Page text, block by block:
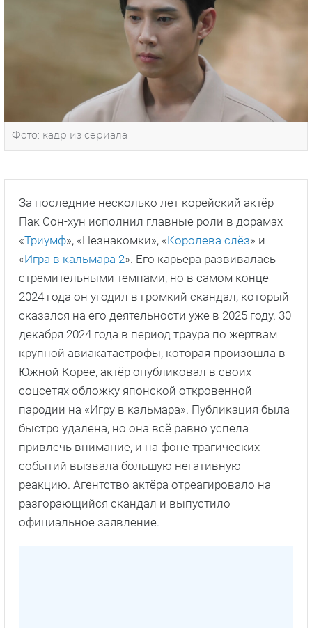
Фото: кадр из сериала
За последние несколько лет корейский актёр
Пак Сон-хун исполнил главные роли в дорамах
«Триумф», «Незнакомки», «Королева слёз» и
«Игра в кальмара 2». Его карьера развивалась
стремительными темпами, но в самом конце
2024 года он угодил в громкий скандал, который
сказался на его деятельности уже в 2025 году. 30
декабря 2024 года в период траура по жертвам
крупной авиакатастрофы, которая произошла в
Южной Корее, актёр опубликовал в своих
соцсетях обложку японской откровенной
пародии на «Игру в кальмара». Публикация была
быстро удалена, но она всё равно успела
привлечь внимание, и на фоне трагических
событий вызвала большую негативную
реакцию. Агентство актёра отреагировало на
разгорающийся скандал и выпустило
официальное заявление.